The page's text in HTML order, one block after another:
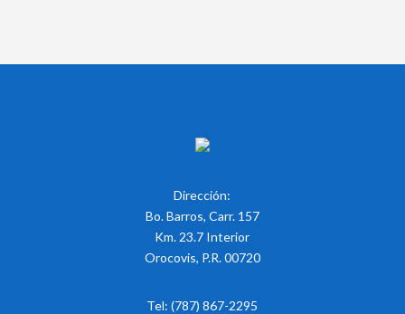
Dirección:
Bo. Barros, Carr. 157
Km. 23.7 Interior
Orocovis, P.R. 00720
Tel: (787) 867-2295